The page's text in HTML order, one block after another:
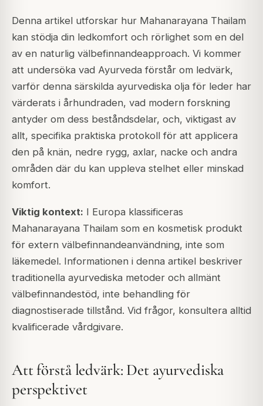
Denna artikel utforskar hur Mahanarayana Thailam
kan stödja din ledkomfort och rörlighet som en del
av en naturlig välbefinnandeapproach. Vi kommer
att undersöka vad Ayurveda förstår om ledvärk,
varför denna särskilda ayurvediska olja för leder har
värderats i århundraden, vad modern forskning
antyder om dess beståndsdelar, och, viktigast av
allt, specifika praktiska protokoll för att applicera
den på knän, nedre rygg, axlar, nacke och andra
områden där du kan uppleva stelhet eller minskad
komfort.
Viktig kontext: I Europa klassificeras
Mahanarayana Thailam som en kosmetisk produkt
för extern välbefinnandeanvändning, inte som
läkemedel. Informationen i denna artikel beskriver
traditionella ayurvediska metoder och allmänt
välbefinnandestöd, inte behandling för
diagnostiserade tillstånd. Vid frågor, konsultera alltid
kvalificerade vårdgivare.
Att förstå ledvärk: Det ayurvediska
perspektivet